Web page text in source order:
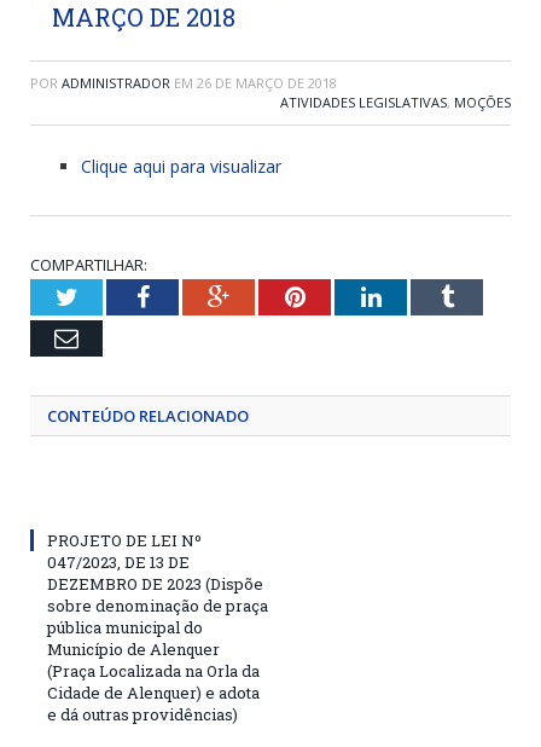
MARÇO DE 2018
POR ADMINISTRADOR EM 26 DE MARÇO DE 2018
ATIVIDADES LEGISLATIVAS, MOÇÕES
Clique aqui para visualizar
COMPARTILHAR:
TwitterFacebookGoogle+PinterestLinkedInTumblr
Email
CONTEÚDO RELACIONADO
PROJETO DE LEI Nº
047/2023, DE 13 DE
DEZEMBRO DE 2023 (Dispõe
sobre denominação de praça
pública municipal do
Município de Alenquer
(Praça Localizada na Orla da
Cidade de Alenquer) e adota
e dá outras providências)